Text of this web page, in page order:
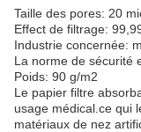
Taille des pores: 20
Effect de filtrage:
Industrie concernée:
La norme de sécurité
Poids: 90 g/m2
Le papier filtre
usage médical.ce qui
matériaux de nez